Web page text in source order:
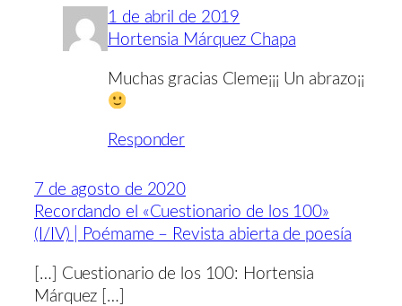
1 de abril de 2019
Hortensia Márquez Chapa
Muchas gracias Cleme¡¡¡ Un abrazo¡¡
Responder
7 de agosto de 2020
Recordando el «Cuestionario de los 100»
(I/IV) | Poémame – Revista abierta de poesía
[…] Cuestionario de los 100: Hortensia
Márquez […]